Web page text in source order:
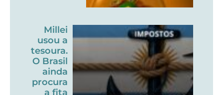
Millei
usou a
tesoura.
O Brasil
ainda
procura
a fita